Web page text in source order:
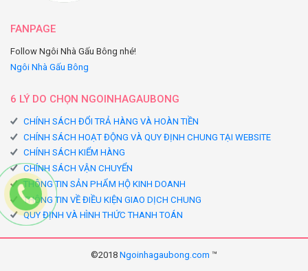
FANPAGE
Follow Ngôi Nhà Gấu Bông nhé!
Ngôi Nhà Gấu Bông
6 LÝ DO CHỌN NGOINHAGAUBONG
CHÍNH SÁCH ĐỔI TRẢ HÀNG VÀ HOÀN TIỀN
CHÍNH SÁCH HOẠT ĐỘNG VÀ QUY ĐỊNH CHUNG TẠI WEBSITE
CHÍNH SÁCH KIỂM HÀNG
CHÍNH SÁCH VẬN CHUYỂN
THÔNG TIN SẢN PHẨM HỘ KINH DOANH
THÔNG TIN VỀ ĐIỀU KIỆN GIAO DỊCH CHUNG
QUY ĐỊNH VÀ HÌNH THỨC THANH TOÁN
©2018 Ngoinhagaubong.com ™